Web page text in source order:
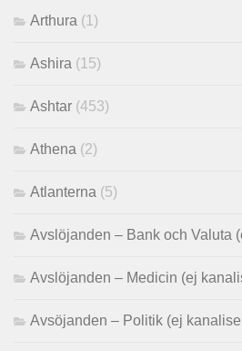
Arthura (1)
Ashira (15)
Ashtar (453)
Athena (2)
Atlanterna (5)
Avslöjanden – Bank och Valuta
Avslöjanden – Medicin (ej
Avsöjanden – Politik (ej